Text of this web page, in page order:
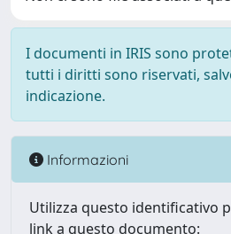
I documenti in IRIS sono
tutti i diritti sono riservati,
indicazione.
Informazioni
Utilizza questo identificativo
link a questo documento: